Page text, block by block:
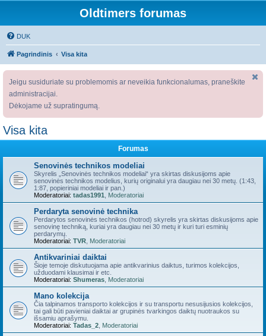
Oldtimers forumas
DUK
Pagrindinis Visa kita
Jeigu susiduriate su problemomis ar neveikia funkcionalumas, praneškite
administracijai.
Dėkojame už supratingumą.
Visa kita
Forumas
Senovinės technikos modeliai
Skyrelis „Senovinės technikos modeliai“ yra skirtas diskusijoms apie
senovinės technikos modelius, kurių originalui yra daugiau nei 30 metų. (1:43,
1:87, popieriniai modeliai ir pan.)
Moderatoriai: tadas1991 Moderatoriai
Perdaryta senovinė technika
Perdarytos senovinės technikos (hotrod) skyrelis yra skirtas diskusijoms apie
senovinę techniką, kuriai yra daugiau nei 30 metų ir kuri turi esminių
perdarymų.
Moderatoriai: TVR Moderatoriai
Antikvariniai daiktai
Šioje temoje diskutuojama apie antikvarinius daiktus, turimos kolekcijos,
užduodami klausimai ir etc.
Moderatoriai: Shumeras Moderatoriai
Mano kolekcija
Čia talpinamos transporto kolekcijos ir su transportu nesusijusios kolekcijos,
tai gali būti pavieniai daiktai ar grupinės tvarkingos daiktų nuotraukos su
išsamiu aprašymu.
Moderatoriai: Tadas_2 Moderatoriai